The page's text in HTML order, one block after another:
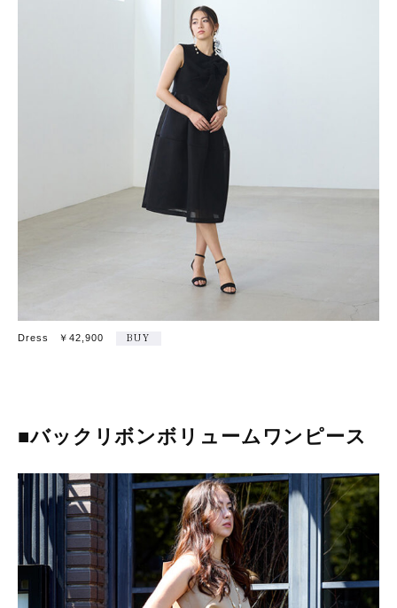
Dress ￥42,900 BUY
■バックリボンボリュームワンピース